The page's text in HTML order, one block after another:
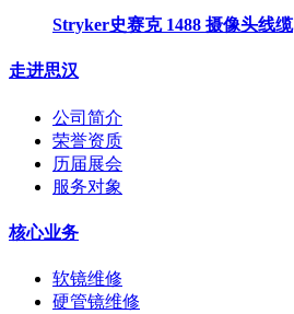
Stryker史赛克 1488 摄像头线缆
走进思汉
公司简介
荣誉资质
历届展会
服务对象
核心业务
软镜维修
硬管镜维修